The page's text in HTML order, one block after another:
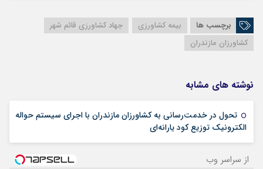
برچسب ها بیمه کشاورزی
جهاد کشاورزی قائم شهر
کشاورزان مازندران
نوشته های مشابه
تحول در خدمت‌رسانی به کشاورزان مازندران با اجرای سیستم حواله
الکترونیک توزیع کود یارانه‌ای
از سراسر وب